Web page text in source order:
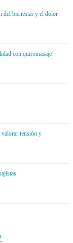
del bienestar y el dolor
con quiromasaje
valorar tensión y